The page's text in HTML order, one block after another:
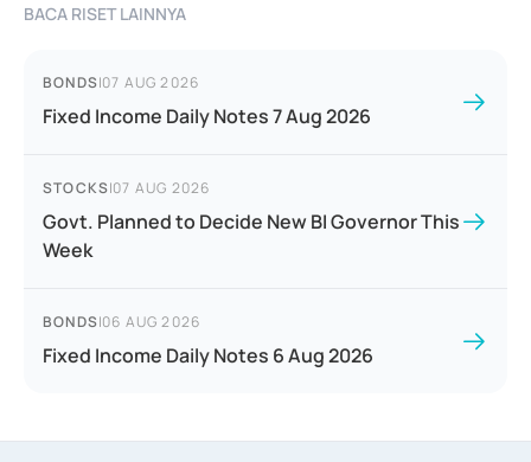
BACA RISET LAINNYA
BONDS|07 AUG 2026
Fixed Income Daily Notes 7 Aug 2026
STOCKS|07 AUG 2026
Govt. Planned to Decide New BI Governor This
Week
BONDS|06 AUG 2026
Fixed Income Daily Notes 6 Aug 2026